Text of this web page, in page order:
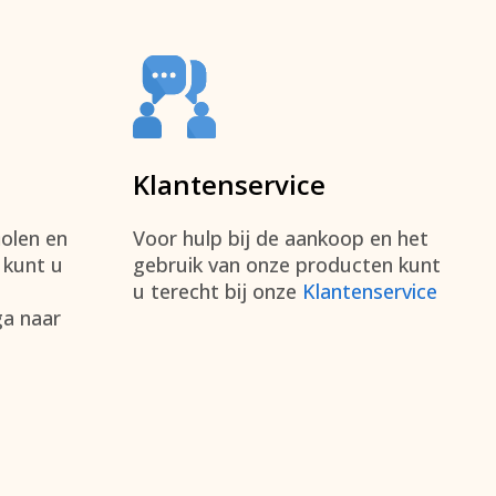
en
u
naar
Klantenservice
Voor hulp bij de aankoop en het
gebruik van onze producten kunt
u terecht bij onze Klantenservice